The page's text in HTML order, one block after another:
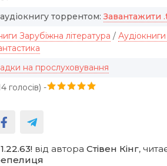
торрентом: Завантажити
Зарубіжна література /
на прослуховування
голосів) -
від автора Стівен Кінг,